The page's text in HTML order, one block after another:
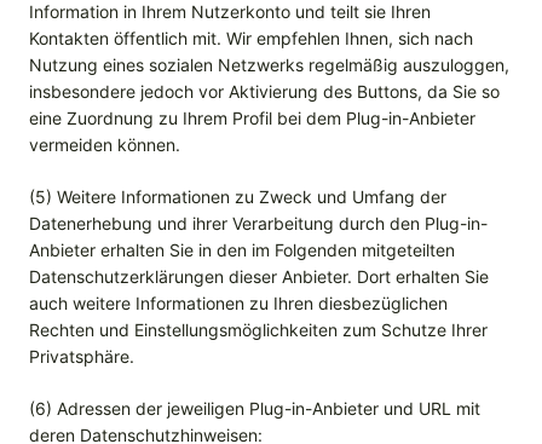
Information in Ihrem Nutzerkonto und teilt sie Ihren
Kontakten öffentlich mit. Wir empfehlen Ihnen, sich nach
Nutzung eines sozialen Netzwerks regelmäßig auszuloggen,
insbesondere jedoch vor Aktivierung des Buttons, da Sie so
eine Zuordnung zu Ihrem Profil bei dem Plug-in-Anbieter
vermeiden können.
(5) Weitere Informationen zu Zweck und Umfang der
Datenerhebung und ihrer Verarbeitung durch den Plug-in-
Anbieter erhalten Sie in den im Folgenden mitgeteilten
Datenschutzerklärungen dieser Anbieter. Dort erhalten Sie
auch weitere Informationen zu Ihren diesbezüglichen
Rechten und Einstellungsmöglichkeiten zum Schutze Ihrer
Privatsphäre.
(6) Adressen der jeweiligen Plug-in-Anbieter und URL mit
deren Datenschutzhinweisen: